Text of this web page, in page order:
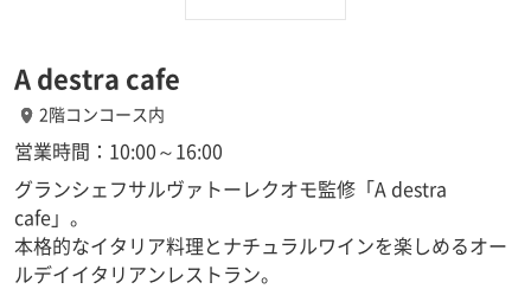
A destra cafe
2階コンコース内
営業時間：10:00～16:00
グランシェフサルヴァトーレクオモ監修「A destra
cafe」。
本格的なイタリア料理とナチュラルワインを楽しめるオー
ルデイイタリアンレストラン。